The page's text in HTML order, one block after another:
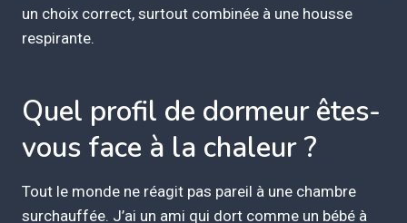
un choix correct, surtout combinée à une housse
respirante.
Quel profil de dormeur êtes-
vous face à la chaleur ?
Tout le monde ne réagit pas pareil à une chambre
surchauffée. J’ai un ami qui dort comme un bébé à